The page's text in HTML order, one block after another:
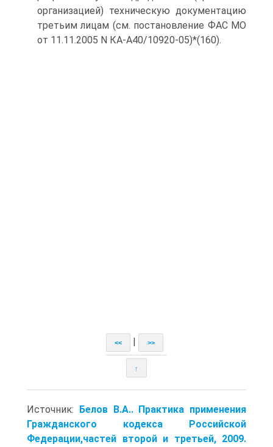
организацией) техническую документацию
третьим лицам (см. постановление ФАС МО
от 11.11.2005 N КА-А40/10920-05)*(160).
<< >>
↑
Источник: Белов В.А.. Практика применения
Гражданского кодекса Российской
Федерации,частей второй и третьей, 2009.